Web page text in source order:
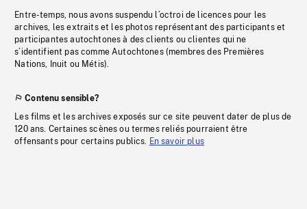
Entre-temps, nous avons suspendu l’octroi de licences pour les
archives, les extraits et les photos représentant des participants et
participantes autochtones à des clients ou clientes qui ne
s’identifient pas comme Autochtones (membres des Premières
Nations, Inuit ou Métis).
Contenu sensible?
Les films et les archives exposés sur ce site peuvent dater de plus de
120 ans. Certaines scènes ou termes reliés pourraient être
offensants pour certains publics. En savoir plus